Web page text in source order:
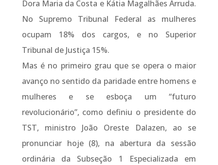
Dora Maria da Costa e Kátia Magalhães Arruda.
No Supremo Tribunal Federal as mulheres
ocupam 18% dos cargos, e no Superior
Tribunal de Justiça 15%.
Mas é no primeiro grau que se opera o maior
avanço no sentido da paridade entre homens e
mulheres e se esboça um “futuro
revolucionário”, como definiu o presidente do
TST, ministro João Oreste Dalazen, ao se
pronunciar hoje (8), na abertura da sessão
ordinária da Subseção 1 Especializada em